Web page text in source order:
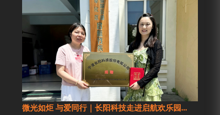
微光如炬 与爱同行｜长阳科技走进启航欢乐园...